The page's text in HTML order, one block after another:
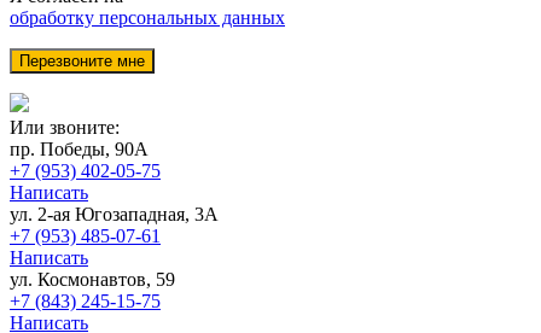
обработку персональных данных
Или звоните:
пр. Победы, 90А
+7 (953) 402-05-75
Написать
ул. 2-ая Югозападная, 3А
+7 (953) 485-07-61
Написать
ул. Космонавтов, 59
+7 (843) 245-15-75
Написать